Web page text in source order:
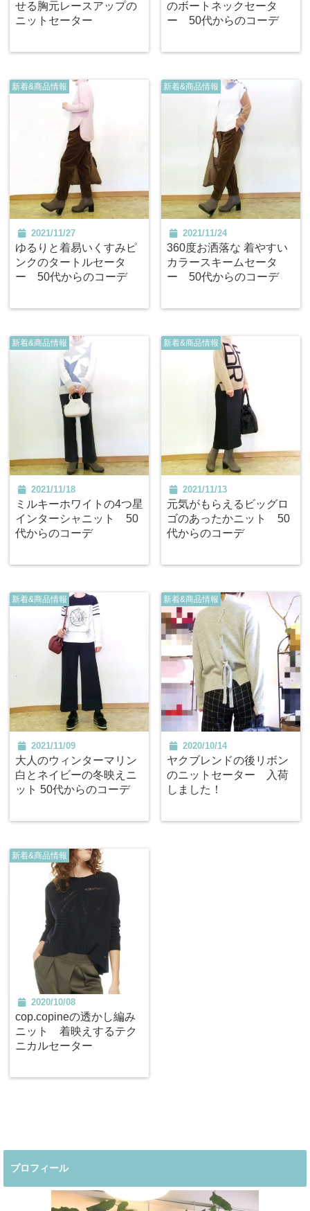
せる胸元レースアップの
ニットセーター
のボートネックセータ
ー 50代からのコーデ
新着&商品情報
2021/11/27
ゆるりと着易いくすみピ
ンクのタートルセータ
ー 50代からのコーデ
新着&商品情報
2021/11/24
360度お洒落な 着やすい
カラースキームセータ
ー 50代からのコーデ
新着&商品情報
2021/11/18
ミルキーホワイトの4つ星
インターシャニット 50
代からのコーデ
新着&商品情報
2021/11/13
元気がもらえるビッグロ
ゴのあったかニット 50
代からのコーデ
新着&商品情報
2021/11/09
大人のウィンターマリン
白とネイビーの冬映えニ
ット 50代からのコーデ
新着&商品情報
2020/10/14
ヤクブレンドの後リボン
のニットセーター 入荷
しました！
新着&商品情報
2020/10/08
cop.copineの透かし編み
ニット 着映えするテク
ニカルセーター
プロフィール